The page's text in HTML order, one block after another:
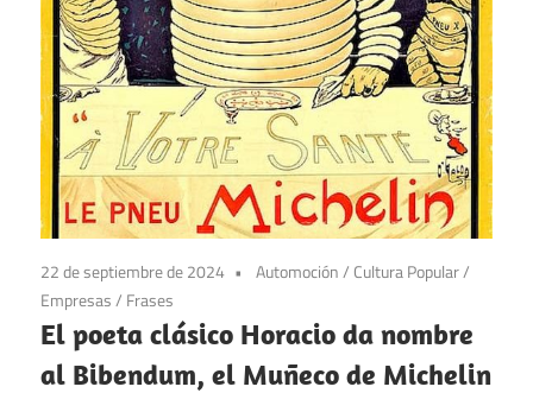
22 de septiembre de 2024 Automoción/ Cultura Popular/
Empresas/ Frases
El poeta clásico Horacio da nombre
al Bibendum, el Muñeco de Michelin